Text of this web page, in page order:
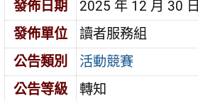
發佈日期
2025 年 12 月 30 日
發佈單位
讀者服務組
公告類別
活動競賽
公告等級
轉知